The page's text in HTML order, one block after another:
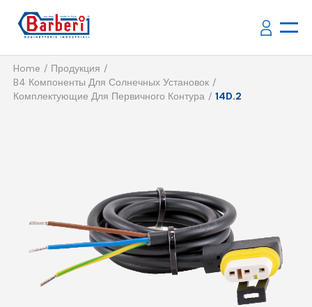
Home
Продукция
B4 Компоненты Для Солнечных Установок
Комплектующие Для Первичного Контура
14D.2